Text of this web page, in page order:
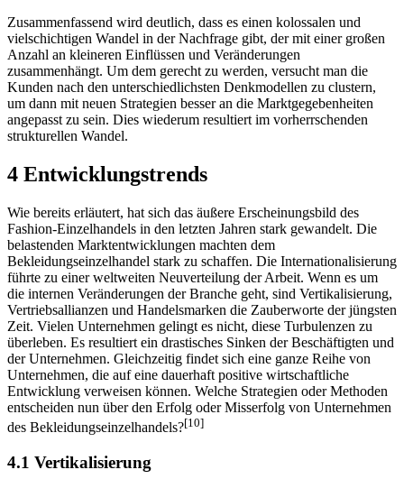
Zusammenfassend wird deutlich, dass es einen kolossalen und
vielschichtigen Wandel in der Nachfrage gibt, der mit einer großen
Anzahl an kleineren Einflüssen und Veränderungen
zusammenhängt. Um dem gerecht zu werden, versucht man die
Kunden nach den unterschiedlichsten Denkmodellen zu clustern,
um dann mit neuen Strategien besser an die Marktgegebenheiten
angepasst zu sein. Dies wiederum resultiert im vorherrschenden
strukturellen Wandel.
4 Entwicklungstrends
Wie bereits erläutert, hat sich das äußere Erscheinungsbild des
Fashion-Einzelhandels in den letzten Jahren stark gewandelt. Die
belastenden Marktentwicklungen machten dem
Bekleidungseinzelhandel stark zu schaffen. Die Internationalisierung
führte zu einer weltweiten Neuverteilung der Arbeit. Wenn es um
die internen Veränderungen der Branche geht, sind Vertikalisierung,
Vertriebsallianzen und Handelsmarken die Zauberworte der jüngsten
Zeit. Vielen Unternehmen gelingt es nicht, diese Turbulenzen zu
überleben. Es resultiert ein drastisches Sinken der Beschäftigten und
der Unternehmen. Gleichzeitig findet sich eine ganze Reihe von
Unternehmen, die auf eine dauerhaft positive wirtschaftliche
Entwicklung verweisen können. Welche Strategien oder Methoden
entscheiden nun über den Erfolg oder Misserfolg von Unternehmen
des Bekleidungseinzelhandels?[10]
4.1 Vertikalisierung